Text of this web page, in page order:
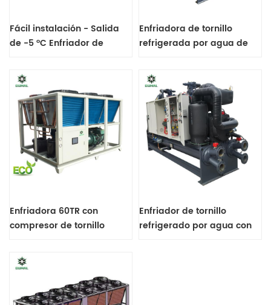
Fácil instalación - Salida
de -5 °C Enfriador de
agua montado sobre patín
para baja temperatura
Enfriadora de tornillo
refrigerada por agua de
toneladas con controlador
PLC Siemens.
Enfriadora 60TR con
compresor de tornillo
Enfriador de tornillo
refrigerado por agua con